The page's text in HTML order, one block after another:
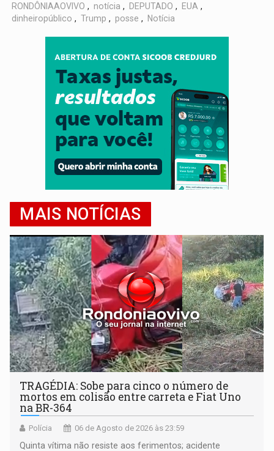
RONDÔNIAAOVIVO , notícia , DEPUTADO , EUA ,
dinheiropúblico , Trump , posse , Notícia
MAIS NOTÍCIAS
TRAGÉDIA: Sobe para cinco o número de
mortos em colisão entre carreta e Fiat Uno
na BR-364
Polícia 06 de Agosto de 2026 às 23:59
Quinta vítima não resiste aos ferimentos; acidente